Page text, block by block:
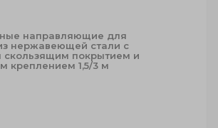
направляющие для
нержавеющей стали с
скользящим покрытием и
креплением 1,5/3 м